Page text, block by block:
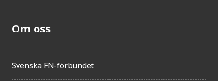
Om oss
Svenska FN-förbundet